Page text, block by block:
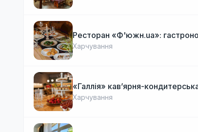
Ресторан «Ф'южн.ua»:
Харчування
«Галлія» кав’ярня-
Харчування